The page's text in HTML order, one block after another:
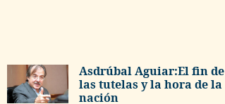
Asdrúbal Aguiar:El fin de
las tutelas y la hora de la
nación